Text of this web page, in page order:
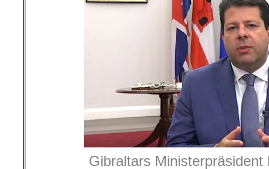
Gibraltars Ministerpräsident